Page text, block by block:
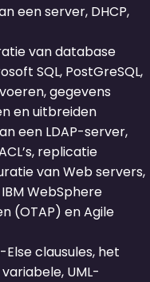
een server, DHCP,
van database
SQL, PostGreSQL,
gegevens
en uitbreiden
een LDAP-server,
replicatie
van Web servers,
WebSphere
(OTAP) en Agile
clausules, het
UML-